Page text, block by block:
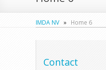
IMDA NV » Home 6
Contact